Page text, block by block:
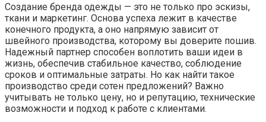
Создание бренда одежды — это не только про эскизы,
ткани и маркетинг. Основа успеха лежит в качестве
конечного продукта, а оно напрямую зависит от
швейного производства, которому вы доверите пошив.
Надежный партнер способен воплотить ваши идеи в
жизнь, обеспечив стабильное качество, соблюдение
сроков и оптимальные затраты. Но как найти такое
производство среди сотен предложений? Важно
учитывать не только цену, но и репутацию, технические
возможности и подход к работе с клиентами.